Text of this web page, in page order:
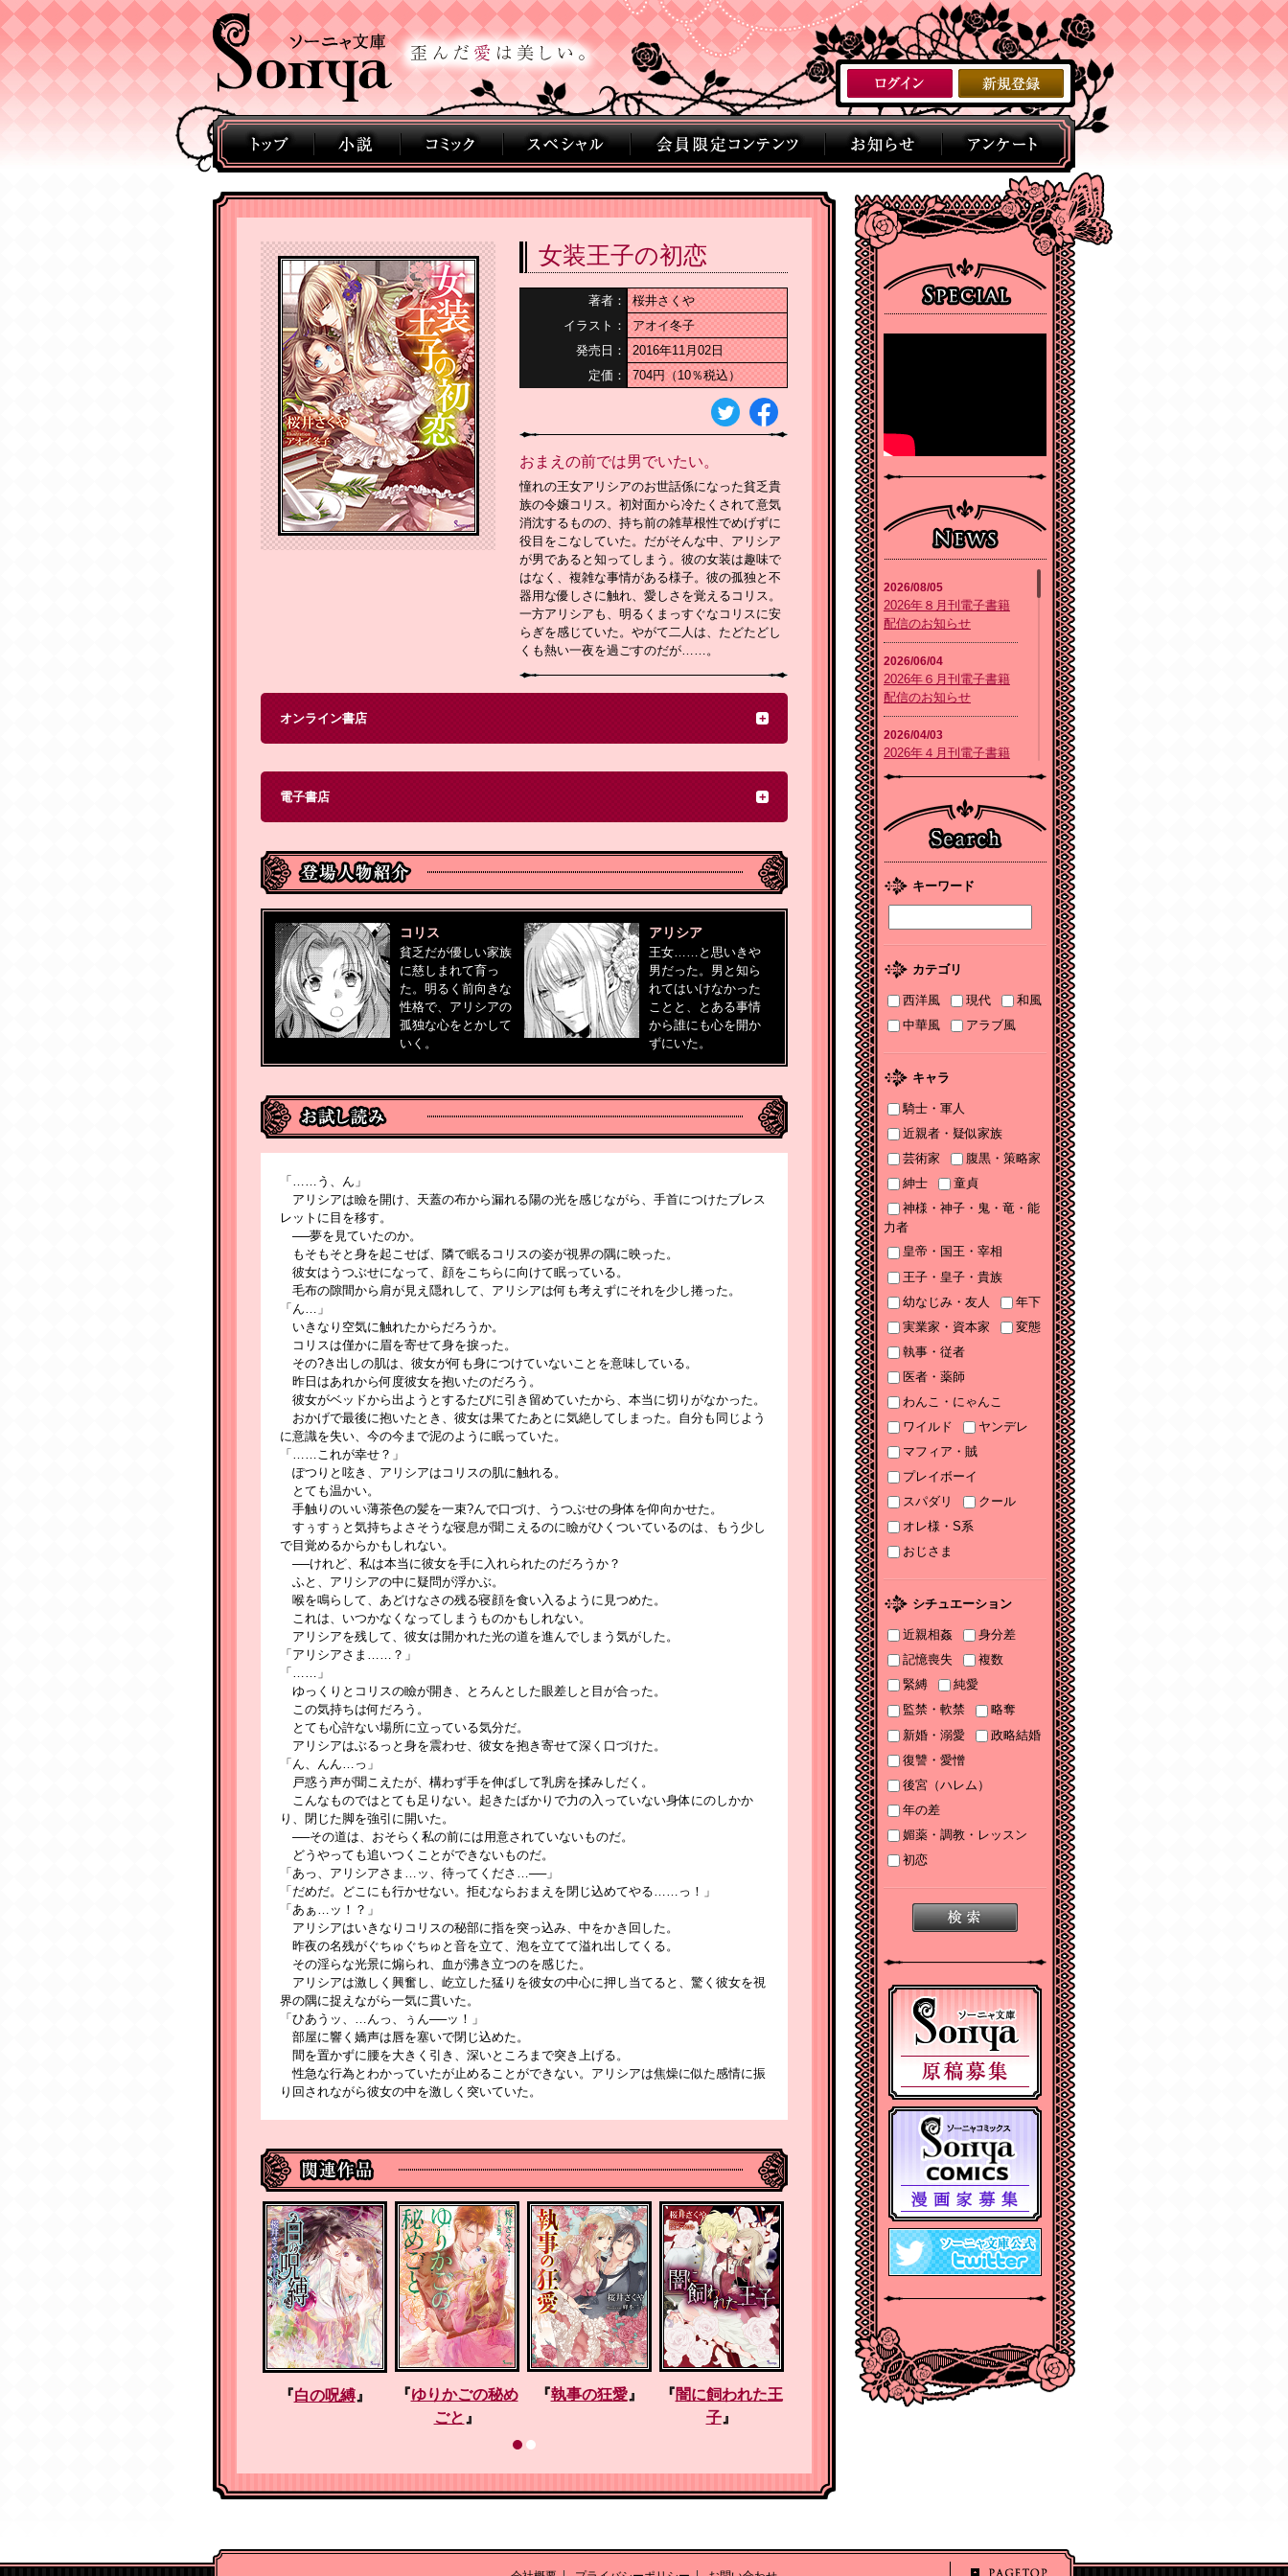
女装王子の初恋
著者：
桜井さくや
イラスト：
アオイ冬子
発売日：
2016年11月02日
定価：
704円（10％税込）
おまえの前では男でいたい。
憧れの王女アリシアのお世話係になった貧乏貴
族の令嬢コリス。初対面から冷たくされて意気
消沈するものの、持ち前の雑草根性でめげずに
役目をこなしていた。だがそんな中、アリシア
が男であると知ってしまう。彼の女装は趣味で
はなく、複雑な事情がある様子。彼の孤独と不
器用な優しさに触れ、愛しさを覚えるコリス。
一方アリシアも、明るくまっすぐなコリスに安
らぎを感じていた。やがて二人は、たどたどし
くも熱い一夜を過ごすのだが……。
オンライン書店
電子書店
コリス
貧乏だが優しい家族
に慈しまれて育っ
た。明るく前向きな
性格で、アリシアの
孤独な心をとかして
いく。
アリシア
王女……と思いきや
男だった。男と知ら
れてはいけなかった
ことと、とある事情
から誰にも心を開か
ずにいた。
「……う、ん」
アリシアは瞼を開け、天蓋の布から漏れる陽の光を感じながら、手首につけたブレス
レットに目を移す。
──夢を見ていたのか。
もそもそと身を起こせば、隣で眠るコリスの姿が視界の隅に映った。
彼女はうつぶせになって、顔をこちらに向けて眠っている。
毛布の隙間から肩が見え隠れして、アリシアは何も考えずにそれを少し捲った。
「ん…」
いきなり空気に触れたからだろうか。
コリスは僅かに眉を寄せて身を捩った。
その?き出しの肌は、彼女が何も身につけていないことを意味している。
昨日はあれから何度彼女を抱いたのだろう。
彼女がベッドから出ようとするたびに引き留めていたから、本当に切りがなかった。
おかげで最後に抱いたとき、彼女は果てたあとに気絶してしまった。自分も同じよう
に意識を失い、今の今まで泥のように眠っていた。
「……これが幸せ？」
ぽつりと呟き、アリシアはコリスの肌に触れる。
とても温かい。
手触りのいい薄茶色の髪を一束?んで口づけ、うつぶせの身体を仰向かせた。
すぅすぅと気持ちよさそうな寝息が聞こえるのに瞼がひくついているのは、もう少し
で目覚めるからかもしれない。
──けれど、私は本当に彼女を手に入れられたのだろうか？
ふと、アリシアの中に疑問が浮かぶ。
喉を鳴らして、あどけなさの残る寝顔を食い入るように見つめた。
これは、いつかなくなってしまうものかもしれない。
アリシアを残して、彼女は開かれた光の道を進んでしまう気がした。
「アリシアさま……？」
「……」
ゆっくりとコリスの瞼が開き、とろんとした眼差しと目が合った。
この気持ちは何だろう。
とても心許ない場所に立っている気分だ。
アリシアはぶるっと身を震わせ、彼女を抱き寄せて深く口づけた。
「ん、んん…っ」
戸惑う声が聞こえたが、構わず手を伸ばして乳房を揉みしだく。
こんなものではとても足りない。起きたばかりで力の入っていない身体にのしかか
り、閉じた脚を強引に開いた。
──その道は、おそらく私の前には用意されていないものだ。
どうやっても追いつくことができないものだ。
「あっ、アリシアさま…ッ、待ってくださ…──」
「だめだ。どこにも行かせない。拒むならおまえを閉じ込めてやる……っ！」
「あぁ…ッ！？」
アリシアはいきなりコリスの秘部に指を突っ込み、中をかき回した。
昨夜の名残がぐちゅぐちゅと音を立て、泡を立てて溢れ出してくる。
その淫らな光景に煽られ、血が沸き立つのを感じた。
アリシアは激しく興奮し、屹立した猛りを彼女の中心に押し当てると、驚く彼女を視
界の隅に捉えながら一気に貫いた。
「ひあうッ、…んっ、ぅん──ッ！」
部屋に響く嬌声は唇を塞いで閉じ込めた。
間を置かずに腰を大きく引き、深いところまで突き上げる。
性急な行為とわかっていたが止めることができない。アリシアは焦燥に似た感情に振
り回されながら彼女の中を激しく突いていた。
『白の呪縛』 『ゆりかごの秘め
ごと 』
『執事の狂愛』 『闇に飼われた王
子』
軍神の涙』 『激甘ハネムーン
2026/08/05
2026年８月刊電子書籍
配信のお知らせ
2026/06/04
2026年６月刊電子書籍
配信のお知らせ
2026/04/03
2026年４月刊電子書籍
配信のお知らせ
2026/02/05
2026年２月刊電子書籍
配信のお知らせ
2026/01/08
2025年12月刊電子書籍
配信のお知らせ
2025/12/04
りかけましたがヤンデ
レ実業家の愛され妻に
なりました』お詫びと
2025/11/21
書泉2025年TLフェア
Sonyaコミックス参加
サイン色紙ちらっと見
せ♡
2025/11/08
書泉2025年TLフェア
ソーニャ文庫・Sonya
コミックス参加♡
2025/11/06
2025年11月刊電子書籍
配信のお知らせ
2025/10/06
2025年10月刊電子書籍
配信のお知らせ
2025/09/03
2025年９月刊電子書籍
配信のお知らせ
2025/08/05
2025年８月刊電子書籍
2025/07/03
配信のお知らせ
2025/06/19
配信のお知らせ
2025/05/07
2025年５月刊電子書籍
配信のお知らせ
配信のお知らせ
2025年３月刊電子書籍
配信のお知らせ
2024/12/06
【Sonyaコミックス
電子書店配信開始】悪
人の恋１、みそっかす
王女の結婚事情１
2024/12/04
2024年12月刊電子書籍
配信のお知らせ
2024/10/29
【11月６日発売】
Sonyaコミックス『悪
人の恋1』『みそっかす
情報
2024/10/29
【11月上旬〜12月上
旬】Sonyaコミックス
４周年フェア特典情報
2024年10月刊電子書籍
キーワード
カテゴリ
西洋風 現代
和風
中華風
アラブ風
キャラ
騎士・軍人
近親者・疑似家族
芸術家
腹黒・策略家
紳士
童貞
神様・神子・鬼・竜・能
力者
皇帝・国王・宰相
王子・皇子・貴族
幼なじみ・友人
年下
実業家・資本家
変態
執事・従者
医者・薬師
わんこ・にゃんこ
ワイルド
ヤンデレ
マフィア・賊
プレイボーイ
スパダリ
クール
オレ様・S系
おじさま
シチュエーション
近親相姦
身分差
記憶喪失
複数
緊縛
純愛
監禁・軟禁
略奪
新婚・溺愛
政略結婚
復讐・愛憎
後宮（ハレム）
年の差
媚薬・調教・レッスン
初恋